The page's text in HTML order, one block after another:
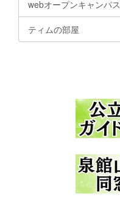
webオープンキャンパス
ティムの部屋